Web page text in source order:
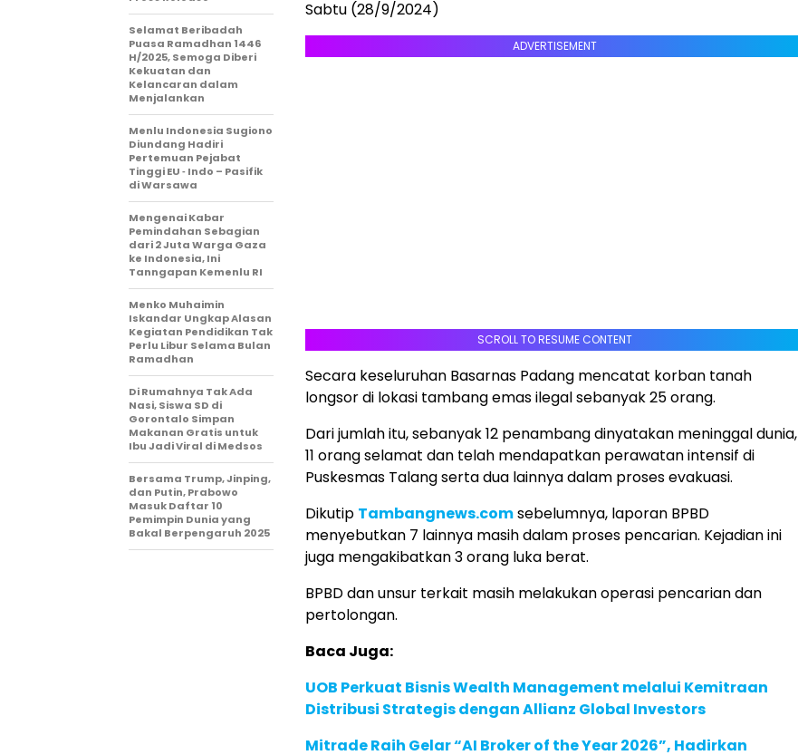
Sabtu (28/9/2024)
ADVERTISEMENT
SCROLL TO RESUME CONTENT
Secara keseluruhan Basarnas Padang mencatat korban tanah
longsor di lokasi tambang emas ilegal sebanyak 25 orang.
Dari jumlah itu, sebanyak 12 penambang dinyatakan meninggal dunia,
11 orang selamat dan telah mendapatkan perawatan intensif di
Puskesmas Talang serta dua lainnya dalam proses evakuasi.
Dikutip Tambangnews.comsebelumnya, laporan BPBD
menyebutkan 7 lainnya masih dalam proses pencarian. Kejadian ini
juga mengakibatkan 3 orang luka berat.
BPBD dan unsur terkait masih melakukan operasi pencarian dan
pertolongan.
Baca Juga:
UOB Perkuat Bisnis Wealth Management melalui Kemitraan
Distribusi Strategis dengan Allianz Global Investors
Mitrade Raih Gelar “AI Broker of the Year 2026”, Hadirkan
Selamat Beribadah
Puasa Ramadhan 1446
H/2025, Semoga Diberi
Kekuatan dan
Kelancaran dalam
Menjalankan
Menlu Indonesia Sugiono
Diundang Hadiri
Pertemuan Pejabat
Tinggi EU ‐ Indo – Pasifik
di Warsawa
Mengenai Kabar
Pemindahan Sebagian
dari 2 Juta Warga Gaza
ke Indonesia, Ini
Tanngapan Kemenlu RI
Menko Muhaimin
Iskandar Ungkap Alasan
Kegiatan Pendidikan Tak
Perlu Libur Selama Bulan
Ramadhan
Di Rumahnya Tak Ada
Nasi, Siswa SD di
Gorontalo Simpan
Makanan Gratis untuk
Ibu Jadi Viral di Medsos
Bersama Trump, Jinping,
dan Putin, Prabowo
Masuk Daftar 10
Pemimpin Dunia yang
Bakal Berpengaruh 2025